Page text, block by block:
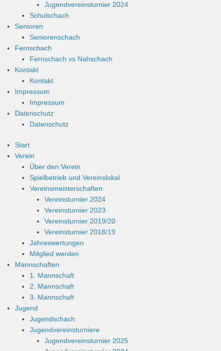
Jugendvereinsturnier 2024
Schulschach
Senioren
Seniorenschach
Fernschach
Fernschach vs Nahschach
Kontakt
Kontakt
Impressum
Impressum
Datenschutz
Datenschutz
Start
Verein
Über den Verein
Spielbetrieb und Vereinslokal
Vereinsmeisterschaften
Vereinsturnier 2024
Vereinsturnier 2023
Vereinsturnier 2019/20
Vereinsturnier 2018/19
Jahreswertungen
Mitglied werden
Mannschaften
1. Mannschaft
2. Mannschaft
3. Mannschaft
Jugend
Jugendschach
Jugendvereinsturniere
Jugendvereinsturnier 2025